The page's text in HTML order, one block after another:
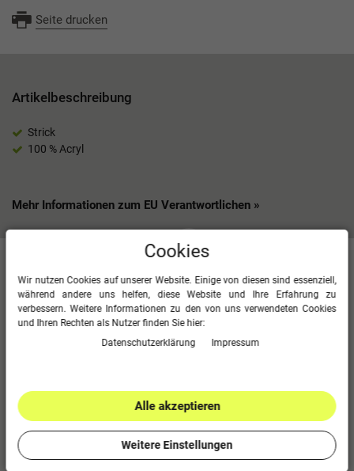
Seite drucken
Artikelbeschreibung
Strick
100 % Acryl
Mehr Informationen zum EU Verantwortlichen »
Kundenbewertungen (0)
Für diesen Artikel erfolgte leider noch keine
Kundenbewertung.
0
3
0
2
1
0
Cookies
Wir nutzen Cookies auf unserer Website. Einige von diesen sind essenziell,
während andere uns helfen, diese Website und Ihre Erfahrung zu
verbessern. Weitere Informationen zu den von uns verwendeten Cookies
und Ihren Rechten als Nutzer finden Sie hier:
Daten­schutz­erklärung
Impressum
Alle akzeptieren
Weitere Einstellungen